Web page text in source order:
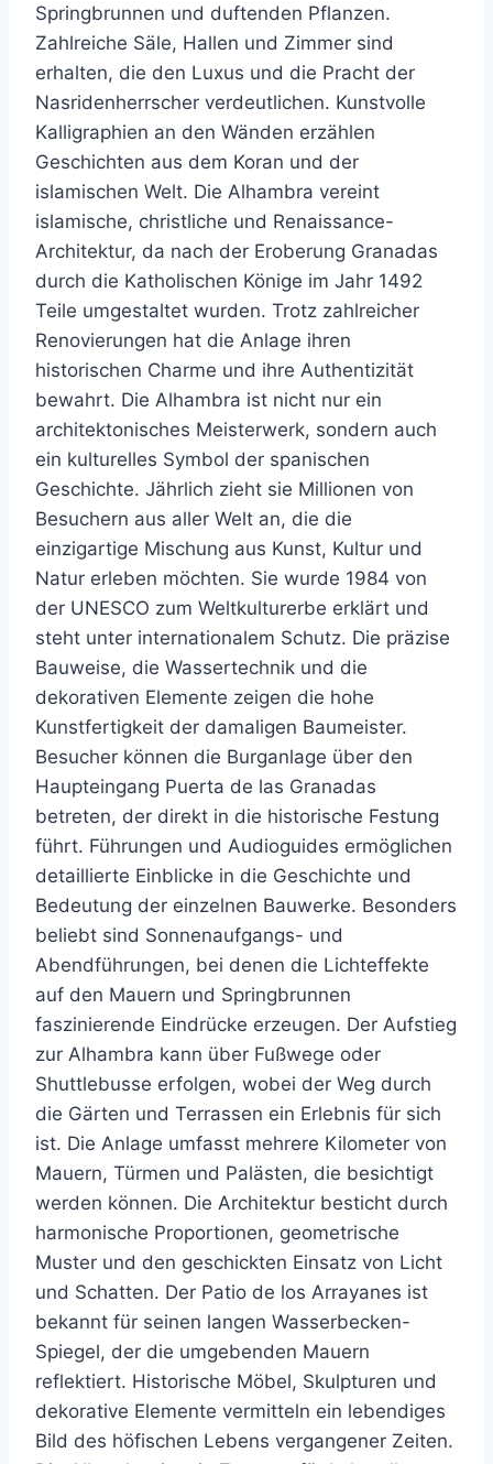
Springbrunnen und duftenden Pflanzen.
Zahlreiche Säle, Hallen und Zimmer sind
erhalten, die den Luxus und die Pracht der
Nasridenherrscher verdeutlichen. Kunstvolle
Kalligraphien an den Wänden erzählen
Geschichten aus dem Koran und der
islamischen Welt. Die Alhambra vereint
islamische, christliche und Renaissance-
Architektur, da nach der Eroberung Granadas
durch die Katholischen Könige im Jahr 1492
Teile umgestaltet wurden. Trotz zahlreicher
Renovierungen hat die Anlage ihren
historischen Charme und ihre Authentizität
bewahrt. Die Alhambra ist nicht nur ein
architektonisches Meisterwerk, sondern auch
ein kulturelles Symbol der spanischen
Geschichte. Jährlich zieht sie Millionen von
Besuchern aus aller Welt an, die die
einzigartige Mischung aus Kunst, Kultur und
Natur erleben möchten. Sie wurde 1984 von
der UNESCO zum Weltkulturerbe erklärt und
steht unter internationalem Schutz. Die präzise
Bauweise, die Wassertechnik und die
dekorativen Elemente zeigen die hohe
Kunstfertigkeit der damaligen Baumeister.
Besucher können die Burganlage über den
Haupteingang Puerta de las Granadas
betreten, der direkt in die historische Festung
führt. Führungen und Audioguides ermöglichen
detaillierte Einblicke in die Geschichte und
Bedeutung der einzelnen Bauwerke. Besonders
beliebt sind Sonnenaufgangs- und
Abendführungen, bei denen die Lichteffekte
auf den Mauern und Springbrunnen
faszinierende Eindrücke erzeugen. Der Aufstieg
zur Alhambra kann über Fußwege oder
Shuttlebusse erfolgen, wobei der Weg durch
die Gärten und Terrassen ein Erlebnis für sich
ist. Die Anlage umfasst mehrere Kilometer von
Mauern, Türmen und Palästen, die besichtigt
werden können. Die Architektur besticht durch
harmonische Proportionen, geometrische
Muster und den geschickten Einsatz von Licht
und Schatten. Der Patio de los Arrayanes ist
bekannt für seinen langen Wasserbecken-
Spiegel, der die umgebenden Mauern
reflektiert. Historische Möbel, Skulpturen und
dekorative Elemente vermitteln ein lebendiges
Bild des höfischen Lebens vergangener Zeiten.